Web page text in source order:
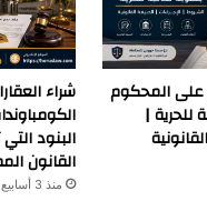
المحكوم
للحرية |
شراء
البنود
القانون
منذ 3 أسابيع